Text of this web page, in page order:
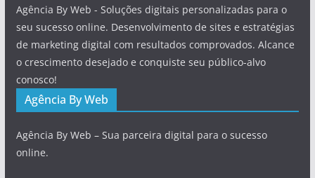
Agência By Web - Soluções digitais personalizadas para o
seu sucesso online. Desenvolvimento de sites e estratégias
de marketing digital com resultados comprovados. Alcance
o crescimento desejado e conquiste seu público-alvo
conosco!
Agência By Web
Agência By Web – Sua parceira digital para o sucesso
online.